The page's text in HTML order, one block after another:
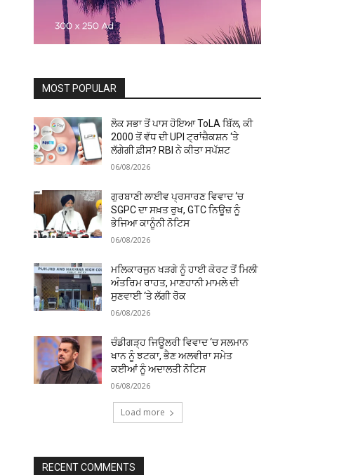
MOST POPULAR
ਲੋਕ ਸਭਾ ਤੋਂ ਪਾਸ ਹੋਇਆ ToLA ਬਿੱਲ, ਕੀ
₹2000 ਤੋਂ ਵੱਧ ਦੀ UPI ਟ੍ਰਾਂਜ਼ੈਕਸ਼ਨ ‘ਤੇ
ਲੱਗੇਗੀ ਫ਼ੀਸ? RBI ਨੇ ਕੀਤਾ ਸਪੱਸ਼ਟ
06/08/2026
ਗੁਰਬਾਣੀ ਲਾਈਵ ਪ੍ਰਸਾਰਣ ਵਿਵਾਦ ‘ਚ
SGPC ਦਾ ਸਖ਼ਤ ਰੁਖ, GTC ਨਿਊਜ਼ ਨੂੰ
ਭੇਜਿਆ ਕਾਨੂੰਨੀ ਨੋਟਿਸ
06/08/2026
ਮਲਿਕਾਰਜੁਨ ਖੜਗੇ ਨੂੰ ਹਾਈ ਕੋਰਟ ਤੋਂ ਮਿਲੀ
ਅੰਤਰਿਮ ਰਾਹਤ, ਮਾਣਹਾਨੀ ਮਾਮਲੇ ਦੀ
ਸੁਣਵਾਈ ‘ਤੇ ਲੱਗੀ ਰੋਕ
06/08/2026
ਚੰਡੀਗੜ੍ਹ ਜਿਊਲਰੀ ਵਿਵਾਦ ‘ਚ ਸਲਮਾਨ
ਖਾਨ ਨੂੰ ਝਟਕਾ, ਭੈਣ ਅਲਵੀਰਾ ਸਮੇਤ
ਕਈਆਂ ਨੂੰ ਅਦਾਲਤੀ ਨੋਟਿਸ
06/08/2026
Load more
RECENT COMMENTS